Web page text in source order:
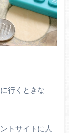
行くときな
トサイトに人